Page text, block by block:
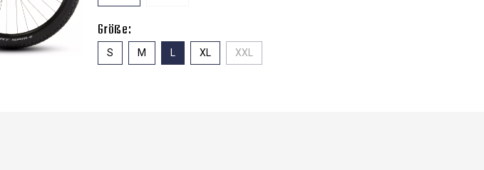
Größe:
S M L XL XXL